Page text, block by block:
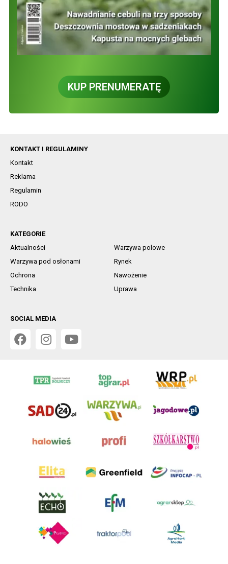
KUP PRENUMERATĘ
KONTAKT I REGULAMINY
Kontakt
Reklama
Regulamin
RODO
KATEGORIE
Aktualności
Warzywa polowe
Warzywa pod osłonami
Rynek
Ochrona
Nawożenie
Technika
Uprawa
SOCIAL MEDIA